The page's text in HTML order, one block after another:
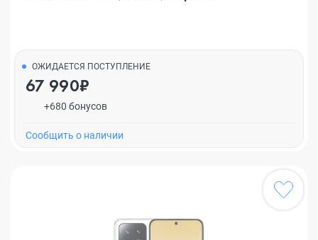
ОЖИДАЕТСЯ ПОСТУПЛЕНИЕ
67 990₽
+680 бонусов
Cообщить о наличии